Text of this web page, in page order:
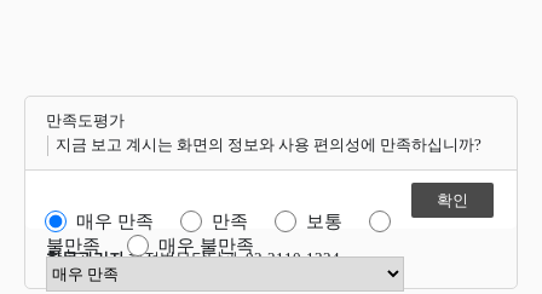
만족도평가
지금 보고 계시는 화면의 정보와 사용 편의성에 만족하십니까?
매우 만족 만족
보통
불만족
매우 불만족
만족도 점수 선택
항목관리자행정법무담당관 02-2110-1324